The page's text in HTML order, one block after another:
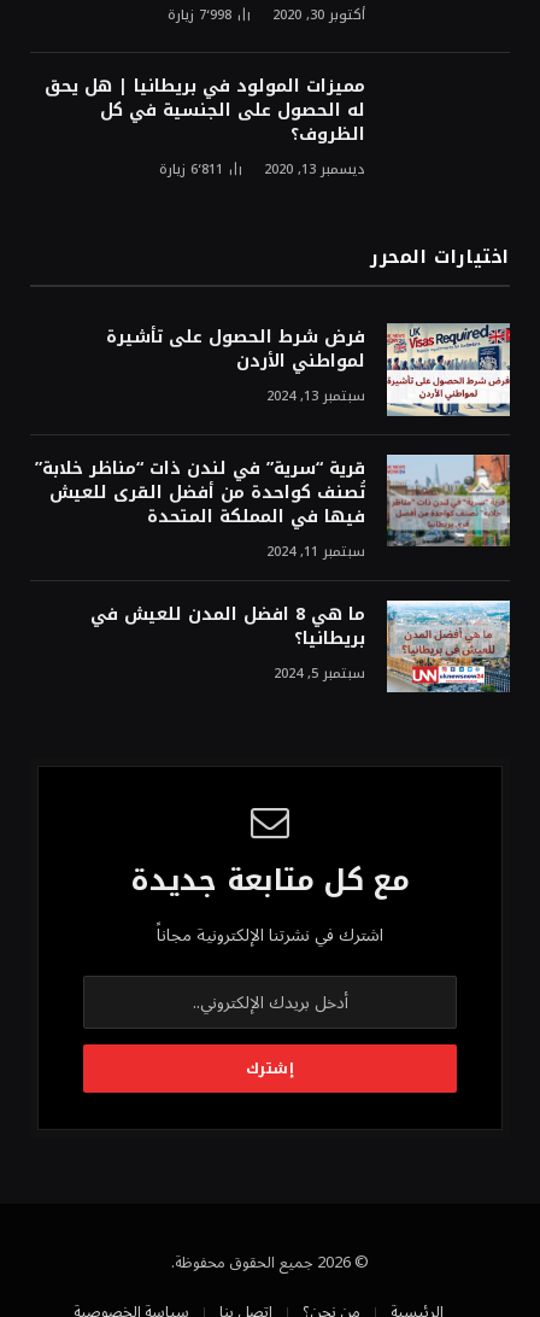
أكتوبر 30, 2020 7٬998 زيارة
مميزات المولود في بريطانيا | هل يحق
له الحصول على الجنسية في كل
الظروف؟
ديسمبر 13, 2020 6٬811 زيارة
اختيارات المحرر
فرض شرط الحصول على تأشيرة
لمواطني الأردن
سبتمبر 13, 2024
قرية “سرية” في لندن ذات “مناظر خلابة”
تُصنف كواحدة من أفضل القرى للعيش
فيها في المملكة المتحدة
سبتمبر 11, 2024
ما هي 8 افضل المدن للعيش في
بريطانيا؟
سبتمبر 5, 2024
مع كل متابعة جديدة
اشترك في نشرتنا الإلكترونية مجاناً
© 2026 جميع الحقوق محفوظة.